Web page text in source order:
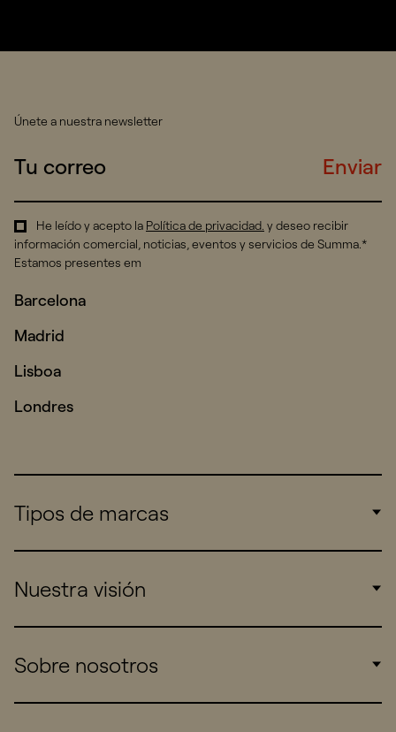
Únete a nuestra newsletter
Enviar
He leído y acepto la Política de privacidad. y deseo recibir
información comercial, noticias, eventos y servicios de Summa.*
Estamos presentes em
Barcelona
Madrid
Lisboa
Londres
Tipos de marcas
Consumers
Startups
Nuestra visión
Work
Sobre nosotros